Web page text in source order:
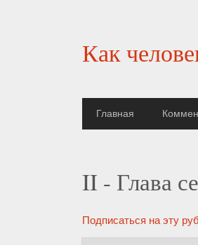
Как
Главная
II - Глава
Подписаться на эту